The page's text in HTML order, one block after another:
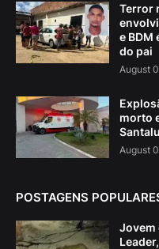
Terror
e BDM
do pai
August
morto
August
POSTAGENS
Jovem